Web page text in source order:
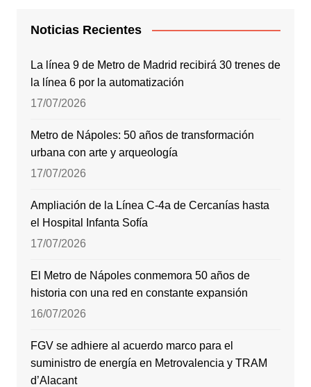
Noticias Recientes
La línea 9 de Metro de Madrid recibirá 30 trenes de
la línea 6 por la automatización
17/07/2026
Metro de Nápoles: 50 años de transformación
urbana con arte y arqueología
17/07/2026
Ampliación de la Línea C-4a de Cercanías hasta
el Hospital Infanta Sofía
17/07/2026
El Metro de Nápoles conmemora 50 años de
historia con una red en constante expansión
16/07/2026
FGV se adhiere al acuerdo marco para el
suministro de energía en Metrovalencia y TRAM
d’Alacant